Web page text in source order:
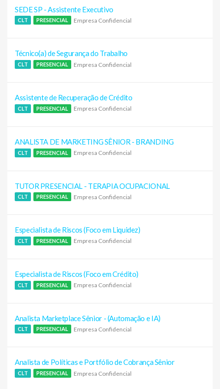
SEDE SP - Assistente Executivo
CLT PRESENCIAL Empresa Confidencial
Técnico(a) de Segurança do Trabalho
CLT PRESENCIAL Empresa Confidencial
Assistente de Recuperação de Crédito
CLT PRESENCIAL Empresa Confidencial
ANALISTA DE MARKETING SÊNIOR - BRANDING
CLT PRESENCIAL Empresa Confidencial
TUTOR PRESENCIAL - TERAPIA OCUPACIONAL
CLT PRESENCIAL Empresa Confidencial
Especialista de Riscos (Foco em Liquidez)
CLT PRESENCIAL Empresa Confidencial
Especialista de Riscos (Foco em Crédito)
CLT PRESENCIAL Empresa Confidencial
Analista Marketplace Sênior - (Automação e IA)
CLT PRESENCIAL Empresa Confidencial
Analista de Políticas e Portfólio de Cobrança Sênior
CLT PRESENCIAL Empresa Confidencial